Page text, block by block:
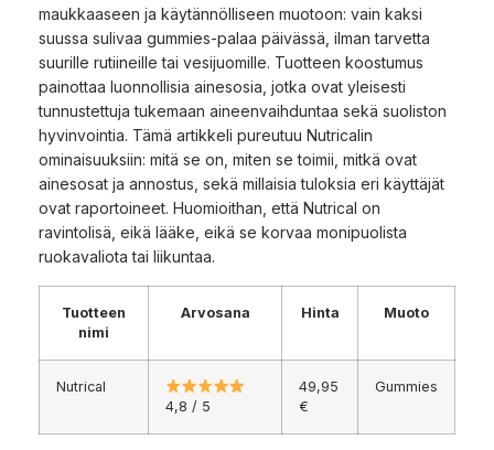
maukkaaseen ja käytännölliseen muotoon: vain kaksi
suussa sulivaa gummies-palaa päivässä, ilman tarvetta
suurille rutiineille tai vesijuomille. Tuotteen koostumus
painottaa luonnollisia ainesosia, jotka ovat yleisesti
tunnustettuja tukemaan aineenvaihduntaa sekä suoliston
hyvinvointia. Tämä artikkeli pureutuu Nutricalin
ominaisuuksiin: mitä se on, miten se toimii, mitkä ovat
ainesosat ja annostus, sekä millaisia tuloksia eri käyttäjät
ovat raportoineet. Huomioithan, että Nutrical on
ravintolisä, eikä lääke, eikä se korvaa monipuolista
ruokavaliota tai liikuntaa.
Tuotteen
nimi
Arvosana Hinta Muoto
Nutrical
4,8 / 5
49,95
€
Gummies